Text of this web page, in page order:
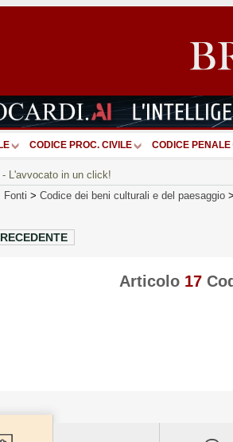
CODICE PROC. CIVILE CODICE PENALE
- L'avvocato in un click!
Fonti > Codice dei beni culturali e del paesaggio >
Articolo 17